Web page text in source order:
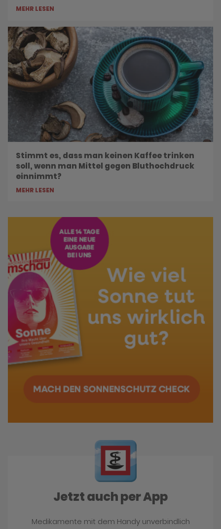
MEHR LESEN
Stimmt es, dass man keinen Kaffee trinken
soll, wenn man Mittel gegen Bluthochdruck
einnimmt?
MEHR LESEN
Jetzt auch per App
Medikamente mit dem Handy unverbindlich